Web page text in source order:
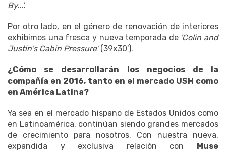
By...'.
Por otro lado, en el género de renovación de interiores
exhibimos una fresca y nueva temporada de 'Colin and
Justin's Cabin Pressure'(39x30').
¿Cómo se desarrollarán los negocios de la
compañía en 2016, tanto en el mercado USH como
en América Latina?
Ya sea en el mercado hispano de Estados Unidos como
en Latinoamérica, continúan siendo grandes mercados
de crecimiento para nosotros. Con nuestra nueva,
expandida y exclusiva relación con Muse